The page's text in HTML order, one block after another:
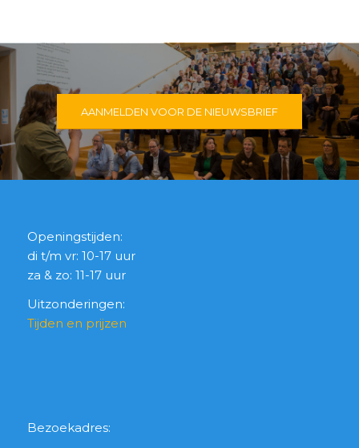
AANMELDEN VOOR DE NIEUWSBRIEF
Openingstijden:
di t/m vr: 10-17 uur
za & zo: 11-17 uur
Uitzonderingen:
Tijden en prijzen
Bezoekadres: